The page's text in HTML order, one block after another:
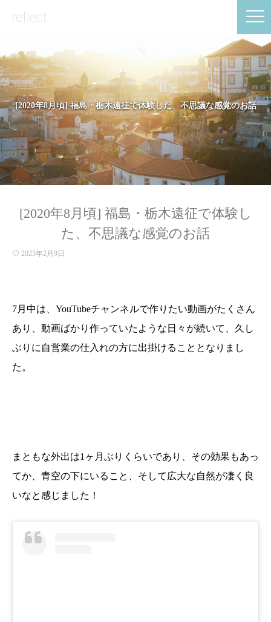
[2020年8月頃] 福島・栃木遠征で体験した、不思議な感覚のお話
[2020年8月頃] 福島・栃木遠征で体験し
た、不思議な感覚のお話
2023年2月9日
7月中は、YouTubeチャンネルで作りたい動画がたくさん
あり、動画ばかり作っていたような日々が続いて、久し
ぶりに自営業の仕入れの方に出掛けることとなりまし
た。
まともな外出は1ヶ月ぶりくらいであり、その効果もあっ
てか、青空の下にいること、そして広大な自然が凄く良
いなと感じました！